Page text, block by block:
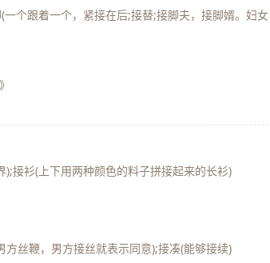
个跟着一个，紧接在后;接替;接脚夫，接脚婿。妇女
接衫(上下用两种颜色的料子拼接起来的长衫)
丝鞭，男方接丝就表示同意);接凑(能够接续)